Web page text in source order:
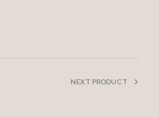
NEXT PRODUCT